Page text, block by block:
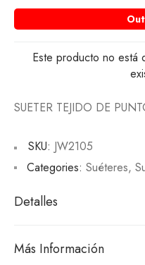
Este producto no está
SUETER TEJIDO DE
SKU: JW2105
Categories: Suéteres,
Detalles
Más Información